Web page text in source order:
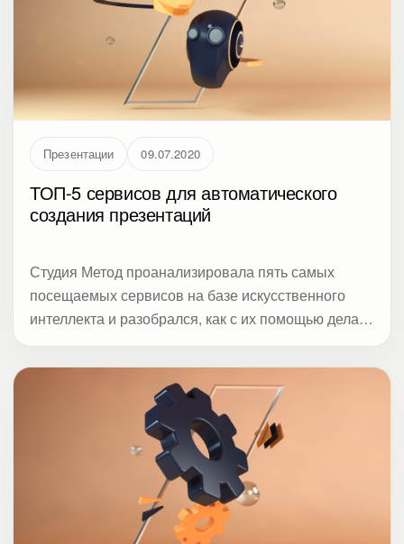
Презентации 09.07.2020
ТОП-5 сервисов для автоматического
создания презентаций
Студия Метод проанализировала пять самых
посещаемых сервисов на базе искусственного
интеллекта и разобрался, как с их помощью делать
клиентских встреч.